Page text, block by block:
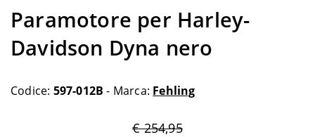
Paramotore per Harley-
Davidson Dyna nero
Codice: 597-012B - Marca: Fehling
€ 254,95